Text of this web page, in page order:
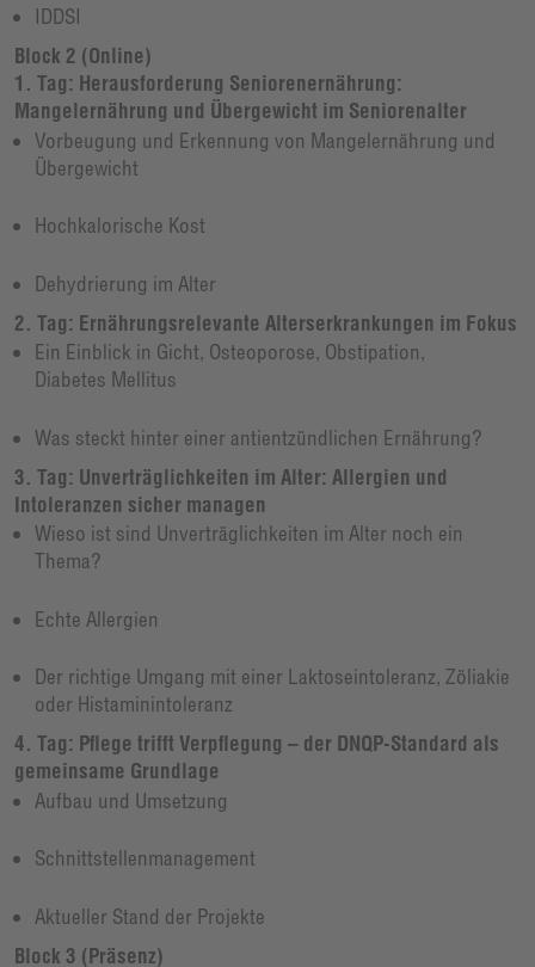
IDDSI
Block 2 (Online)
1. Tag: Herausforderung Seniorenernährung:
Mangelernährung und Übergewicht im Seniorenalter
Vorbeugung und Erkennung von Mangelernährung und
Übergewicht
Hochkalorische Kost
Dehydrierung im Alter
2. Tag: Ernährungsrelevante Alterserkrankungen im Fokus
Ein Einblick in Gicht, Osteoporose, Obstipation,
Diabetes Mellitus
Was steckt hinter einer antientzündlichen Ernährung?
3. Tag: Unverträglichkeiten im Alter: Allergien und
Intoleranzen sicher managen
Wieso ist sind Unverträglichkeiten im Alter noch ein
Thema?
Echte Allergien
Der richtige Umgang mit einer Laktoseintoleranz, Zöliakie
oder Histaminintoleranz
4. Tag: Pflege trifft Verpflegung – der DNQP-Standard als
gemeinsame Grundlage
Aufbau und Umsetzung
Schnittstellenmanagement
Aktueller Stand der Projekte
Block 3 (Präsenz)